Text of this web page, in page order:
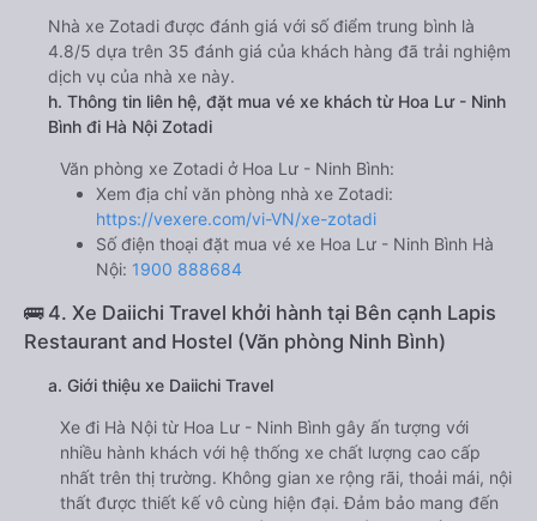
Nhà xe Zotadi được đánh giá với số điểm trung bình là
4.8/5 dựa trên 35 đánh giá của khách hàng đã trải nghiệm
dịch vụ của nhà xe này.
h. Thông tin liên hệ, đặt mua vé xe khách từ Hoa Lư - Ninh
Bình đi Hà Nội Zotadi
Văn phòng xe Zotadi ở Hoa Lư - Ninh Bình:
Xem địa chỉ văn phòng nhà xe Zotadi:
https://vexere.com/vi-VN/xe-zotadi
Số điện thoại đặt mua vé xe Hoa Lư - Ninh Bình Hà
Nội: 1900 888684
🚌 4. Xe Daiichi Travel khởi hành tại Bên cạnh Lapis
Restaurant and Hostel (Văn phòng Ninh Bình)
a. Giới thiệu xe Daiichi Travel
Xe đi Hà Nội từ Hoa Lư - Ninh Bình gây ấn tượng với
nhiều hành khách với hệ thống xe chất lượng cao cấp
nhất trên thị trường. Không gian xe rộng rãi, thoải mái, nội
thất được thiết kế vô cùng hiện đại. Đảm bảo mang đến